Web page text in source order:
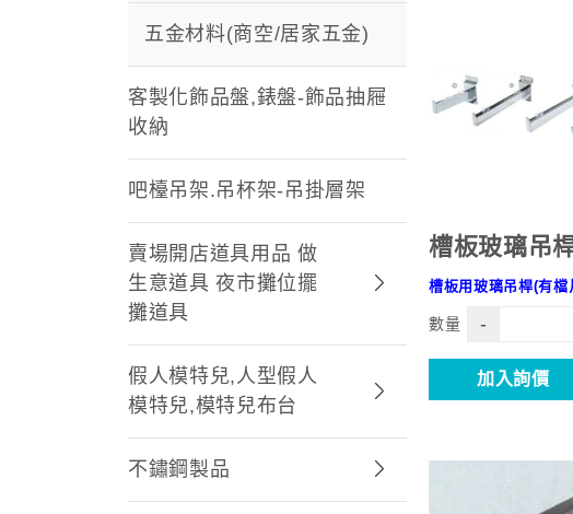
五金材料(商空/居家五金)
客製化飾品盤,錶盤-飾品抽屜
收納
吧檯吊架.吊杯架-吊掛層架
賣場開店道具用品 做
生意道具 夜市攤位擺
攤道具
假人模特兒,人型假人
模特兒,模特兒布台
不鏽鋼製品
槽板玻璃吊
槽板用玻璃吊桿(有檔
數量 -
加入詢價